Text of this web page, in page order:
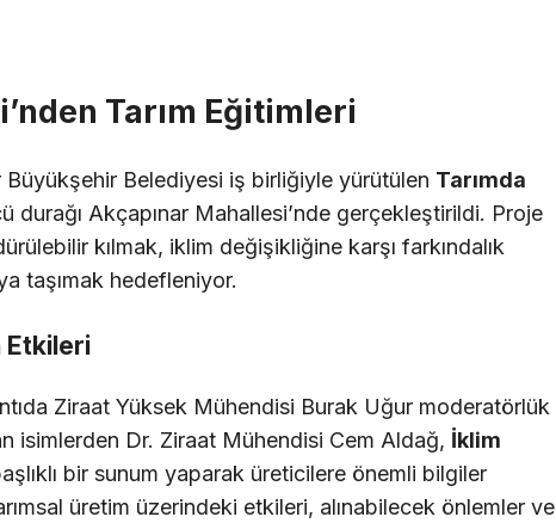
Tarım Eğitimleri
Büyükşehir Belediyesi iş birliğiyle yürütülen Tarımda
durağı Akçapınar Mahallesi’nde gerçekleştirildi. Proje
kılmak, iklim değişikliğine karşı farkındalık
taşımak hedefleniyor.
Etkileri
Ziraat Yüksek Mühendisi Burak Uğur moderatörlük
isimlerden Dr. Ziraat Mühendisi Cem Aldağ, İklim
bir sunum yaparak üreticilere önemli bilgiler
üretim üzerindeki etkileri, alınabilecek önlemler ve